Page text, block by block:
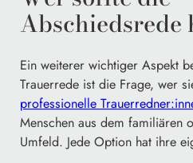
Abschiedsrede
Ein weiterer wichtiger Aspekt
Trauerrede ist die Frage, wer
professionelle
Menschen aus dem familiären
Umfeld. Jede Option hat ihre